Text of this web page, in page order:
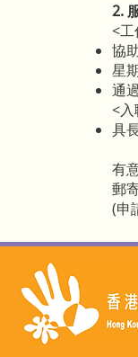
2.
<
協
星
通
<
具
有
郵
(申